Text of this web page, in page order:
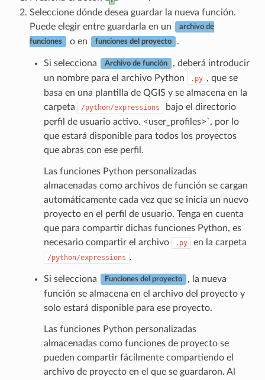
Seleccione dónde desea guardar la nueva función.
Puede elegir entre guardarla en un
archivo de
funciones o en funciones del proyecto .
Si selecciona Archivo de función
, deberá introducir
un nombre para el archivo Python
.py , que se
basa en una plantilla de QGIS y se almacena en la
carpeta
/python/expressions
bajo el directorio
perfil de usuarioactivo. <user_profiles>`, por lo
que estará disponible para todos los proyectos
que abras con ese perfil.
Las funciones Python personalizadas
almacenadas como archivos de función se cargan
automáticamente cada vez que se inicia un nuevo
proyecto en el perfil de usuario. Tenga en cuenta
que para compartir dichas funciones Python, es
necesario compartir el archivo
.py en la carpeta
/python/expressions .
Si selecciona Funciones del proyecto
, la nueva
función se almacena en el archivo del proyecto y
solo estará disponible para ese proyecto.
Las funciones Python personalizadas
almacenadas como funciones de proyecto se
pueden compartir fácilmente compartiendo el
archivo de proyecto en el que se guardaron. Al